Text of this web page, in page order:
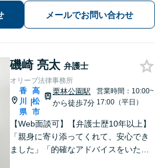
整理等。地域密着型で丁寧に対応しま
す。【高松駅徒歩10分】【所属弁護士3
名】
メールでお問い合わせ
磯崎 亮太 弁護士
オリーブ法律事務所
香
川
県
|
高
松
市
栗林公園駅
から徒歩7分
営業時間：10:00~
17:00（平日）
【Web面談可】【弁護士歴10年以上】
「親身に寄り添ってくれて、安心でき
ました」「的確なアドバイスをいただ